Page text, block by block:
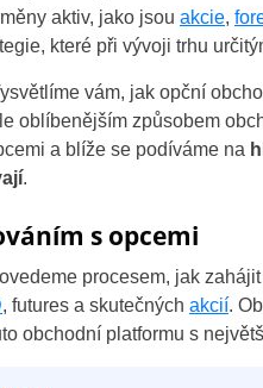
aktiv, jako jsou akcie,
které při vývoji trhu
vám, jak opční
oblíbenějším způsobem
a blíže se podíváme na
.
s opcemi
procesem, jak
, futures a skutečných akcií.
obchodní platformu s